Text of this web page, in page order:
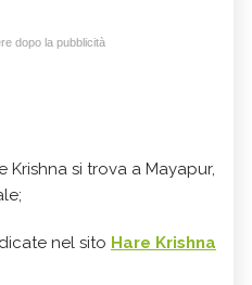
dopo la pubblicità
Krishna si trova a Mayapur,
nel sito Hare Krishna